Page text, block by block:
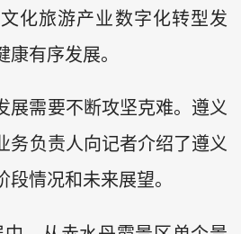
化旅游产业数字化转型发
有序发展。
展需要不断攻坚克难。遵义
务负责人向记者介绍了遵义
情况和未来展望。